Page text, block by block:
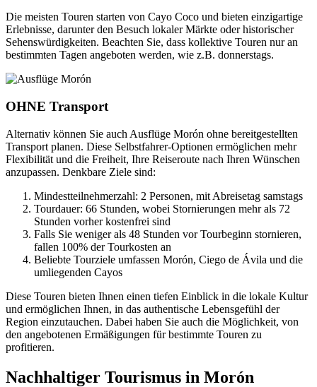
Die meisten Touren starten von Cayo Coco und bieten einzigartige
Erlebnisse, darunter den Besuch lokaler Märkte oder historischer
Sehenswürdigkeiten. Beachten Sie, dass kollektive Touren nur an
bestimmten Tagen angeboten werden, wie z.B. donnerstags.
OHNE Transport
Alternativ können Sie auch Ausflüge Morón ohne bereitgestellten
Transport planen. Diese Selbstfahrer-Optionen ermöglichen mehr
Flexibilität und die Freiheit, Ihre Reiseroute nach Ihren Wünschen
anzupassen. Denkbare Ziele sind:
Mindestteilnehmerzahl: 2 Personen, mit Abreisetag samstags
Tourdauer: 66 Stunden, wobei Stornierungen mehr als 72
Stunden vorher kostenfrei sind
Falls Sie weniger als 48 Stunden vor Tourbeginn stornieren,
fallen 100% der Tourkosten an
Beliebte Tourziele umfassen Morón, Ciego de Ávila und die
umliegenden Cayos
Diese Touren bieten Ihnen einen tiefen Einblick in die lokale Kultur
und ermöglichen Ihnen, in das authentische Lebensgefühl der
Region einzutauchen. Dabei haben Sie auch die Möglichkeit, von
den angebotenen Ermäßigungen für bestimmte Touren zu
profitieren.
Nachhaltiger Tourismus in Morón